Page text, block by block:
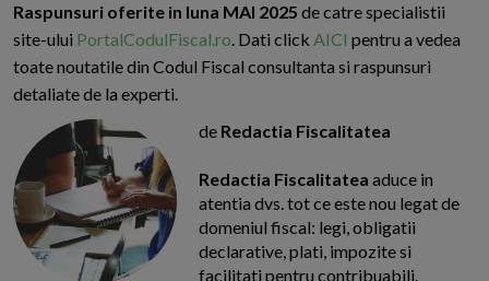
Raspunsuri oferite in luna MAI 2025 de catre specialistii
site-ului PortalCodulFiscal.ro. Dati click AICI pentru a vedea
toate noutatile din Codul Fiscal consultanta si raspunsuri
detaliate de la experti.
de Redactia Fiscalitatea
Redactia Fiscalitatea aduce in
atentia dvs. tot ce este nou legat de
domeniul fiscal: legi, obligatii
declarative, plati, impozite si
facilitati pentru contribuabili.